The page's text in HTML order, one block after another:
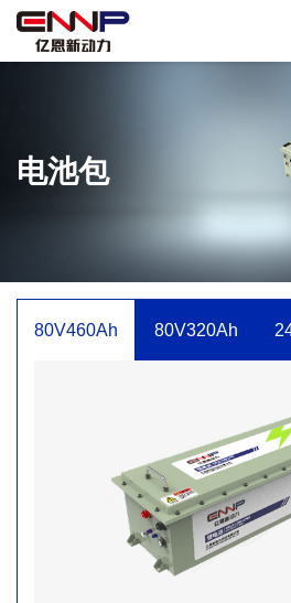
电池包
80V460Ah 80V320Ah